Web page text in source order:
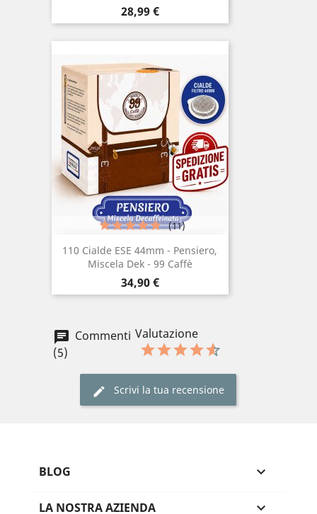
Prezzo
28,99 €
110 Cialde ESE 44mm - Pensiero,
Miscela Dek - 99 Caffè
Prezzo
34,90 €
(11)
Commenti
(5)
Valutazione
Scrivi la tua recensione
BLOG 
LA NOSTRA AZIENDA 